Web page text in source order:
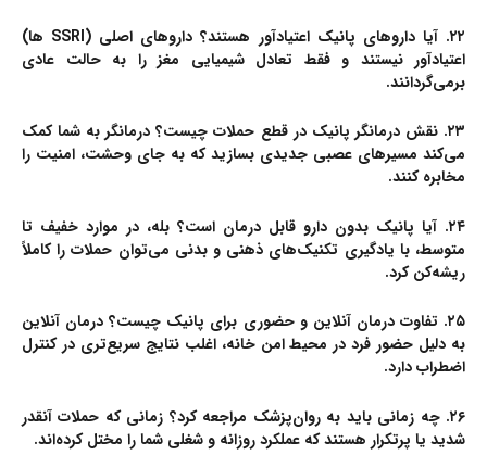
۲۲. آیا داروهای پانیک اعتیادآور هستند؟
داروهای اصلی (SSRI ها)
اعتیادآور نیستند و فقط تعادل شیمیایی مغز را به حالت عادی
برمی‌گردانند.
۲۳. نقش درمانگر پانیک در قطع حملات چیست؟
درمانگر به شما کمک
می‌کند مسیرهای عصبی جدیدی بسازید که به جای وحشت، امنیت را
مخابره کنند.
۲۴. آیا پانیک بدون دارو قابل درمان است؟
بله، در موارد خفیف تا
متوسط، با یادگیری تکنیک‌های ذهنی و بدنی می‌توان حملات را کاملاً
ریشه‌کن کرد.
۲۵. تفاوت درمان آنلاین و حضوری برای پانیک چیست؟
درمان آنلاین
به دلیل حضور فرد در محیط امن خانه، اغلب نتایج سریع‌تری در کنترل
اضطراب دارد.
۲۶. چه زمانی باید به روان‌پزشک مراجعه کرد؟
زمانی که حملات آنقدر
شدید یا پرتکرار هستند که عملکرد روزانه و شغلی شما را مختل کرده‌اند.